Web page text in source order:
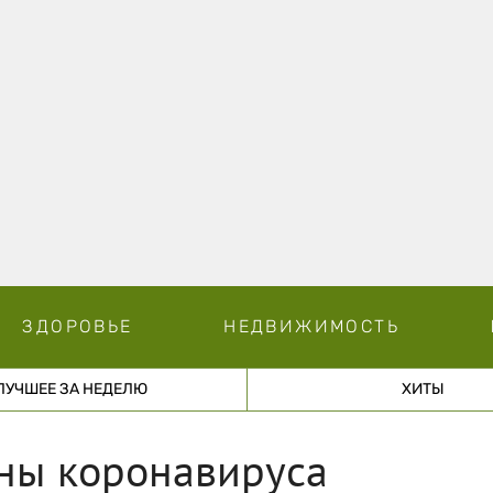
ЗДОРОВЬЕ НЕДВИЖИМОСТЬ
ЗА НЕДЕЛЮ ХИТЫ
коронавируса